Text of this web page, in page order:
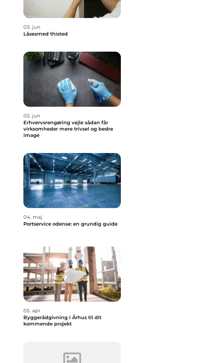
03. jun
Låsesmed thisted
02. jun
Erhvervsrengøring vejle sådan får
virksomheder mere trivsel og bedre
image
04. maj
Portservice odense: en grundig guide
05. apr
Byggerådgivning i Århus til dit
kommende projekt